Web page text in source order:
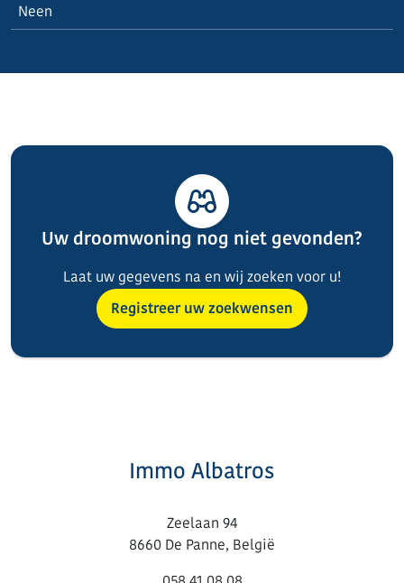
Neen
Uw droomwoning nog niet gevonden?
Laat uw gegevens na en wij zoeken voor u!
Registreer uw zoekwensen
Immo Albatros
Zeelaan 94
8660 De Panne, België